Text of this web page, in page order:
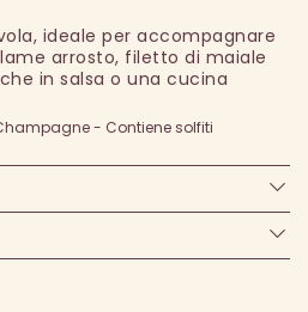
ideale per accompagnare
arrosto, filetto di maiale
in salsa o una cucina
- Contiene solfiti